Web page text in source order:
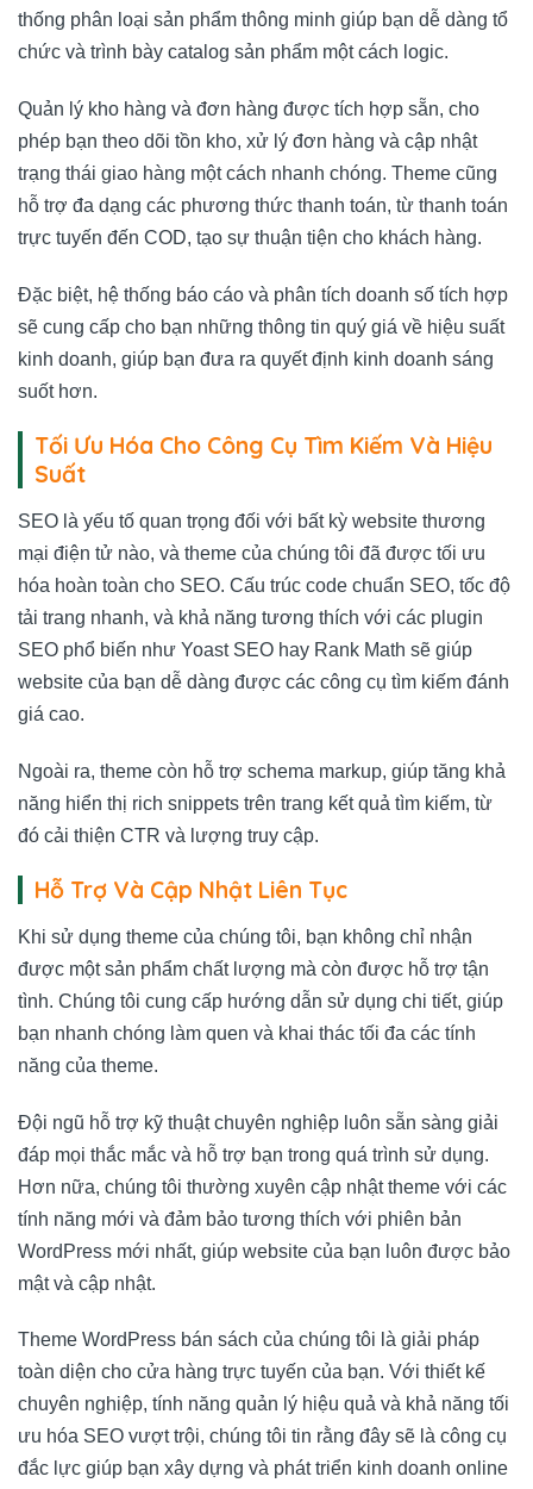
thống phân loại sản phẩm thông minh giúp bạn dễ dàng tổ
chức và trình bày catalog sản phẩm một cách logic.
Quản lý kho hàng và đơn hàng được tích hợp sẵn, cho
phép bạn theo dõi tồn kho, xử lý đơn hàng và cập nhật
trạng thái giao hàng một cách nhanh chóng. Theme cũng
hỗ trợ đa dạng các phương thức thanh toán, từ thanh toán
trực tuyến đến COD, tạo sự thuận tiện cho khách hàng.
Đặc biệt, hệ thống báo cáo và phân tích doanh số tích hợp
sẽ cung cấp cho bạn những thông tin quý giá về hiệu suất
kinh doanh, giúp bạn đưa ra quyết định kinh doanh sáng
suốt hơn.
Tối Ưu Hóa Cho Công Cụ Tìm Kiếm Và Hiệu
Suất
SEO là yếu tố quan trọng đối với bất kỳ website thương
mại điện tử nào, và theme của chúng tôi đã được tối ưu
hóa hoàn toàn cho SEO. Cấu trúc code chuẩn SEO, tốc độ
tải trang nhanh, và khả năng tương thích với các plugin
SEO phổ biến như Yoast SEO hay Rank Math sẽ giúp
website của bạn dễ dàng được các công cụ tìm kiếm đánh
giá cao.
Ngoài ra, theme còn hỗ trợ schema markup, giúp tăng khả
năng hiển thị rich snippets trên trang kết quả tìm kiếm, từ
đó cải thiện CTR và lượng truy cập.
Hỗ Trợ Và Cập Nhật Liên Tục
Khi sử dụng theme của chúng tôi, bạn không chỉ nhận
được một sản phẩm chất lượng mà còn được hỗ trợ tận
tình. Chúng tôi cung cấp hướng dẫn sử dụng chi tiết, giúp
bạn nhanh chóng làm quen và khai thác tối đa các tính
năng của theme.
Đội ngũ hỗ trợ kỹ thuật chuyên nghiệp luôn sẵn sàng giải
đáp mọi thắc mắc và hỗ trợ bạn trong quá trình sử dụng.
Hơn nữa, chúng tôi thường xuyên cập nhật theme với các
tính năng mới và đảm bảo tương thích với phiên bản
WordPress mới nhất, giúp website của bạn luôn được bảo
mật và cập nhật.
Theme WordPress bán sách của chúng tôi là giải pháp
toàn diện cho cửa hàng trực tuyến của bạn. Với thiết kế
chuyên nghiệp, tính năng quản lý hiệu quả và khả năng tối
ưu hóa SEO vượt trội, chúng tôi tin rằng đây sẽ là công cụ
đắc lực giúp bạn xây dựng và phát triển kinh doanh online